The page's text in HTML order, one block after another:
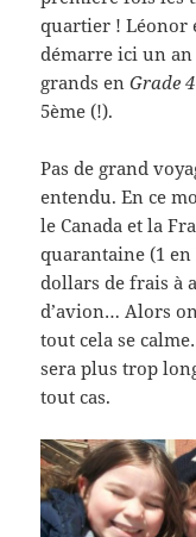
quartier ! Léonor
démarre ici un an
grands enGrade 4
5ème (!).
Pas de grand
entendu. En ce
le Canada et la
quarantaine (1 en
dollars de frais à
d’avion… Alors
tout cela se
sera plus trop
tout cas.